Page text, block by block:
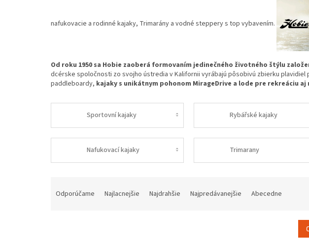
nafukovacie a rodinné kajaky, Trimarány a vodné steppery s top vybavením.
Od roku 1950 sa Hobie zaoberá formovaním jedinečného životného štýlu
dcérske spoločnosti zo svojho ústredia v Kalifornii vyrábajú pôsobivú zbierku
paddleboardy, kajaky s unikátnym pohonom MirageDrive a lode pre rekreáciu aj
Sportovní kajaky Rybářské kajaky
Nafukovací kajaky Trimarany
Odporúčame Najlacnejšie Najdrahšie Najpredávanejšie Abecedne